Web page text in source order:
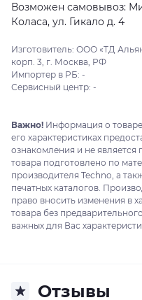
Возможен самовывоз:
Коласа, ул. Гикало д. 4
Изготовитель: ООО «ТД
корп. 3, г. Москва, РФ
Импортер в РБ: -
Сервисный центр: -
Важно! Информация о товаре
его характеристиках
ознакомления и не
товара подготовлено по
производителя Techno, а
печатных каталогов.
право вносить изменения в
товара без
важных для Вас
Отзывы